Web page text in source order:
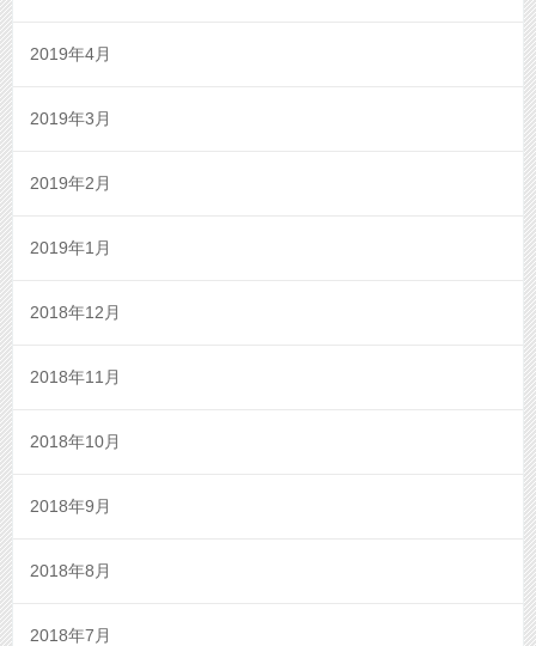
2019年4月
2019年3月
2019年2月
2019年1月
2018年12月
2018年11月
2018年10月
2018年9月
2018年8月
2018年7月